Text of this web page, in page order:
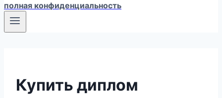
полная конфиденциальность
Купить диплом